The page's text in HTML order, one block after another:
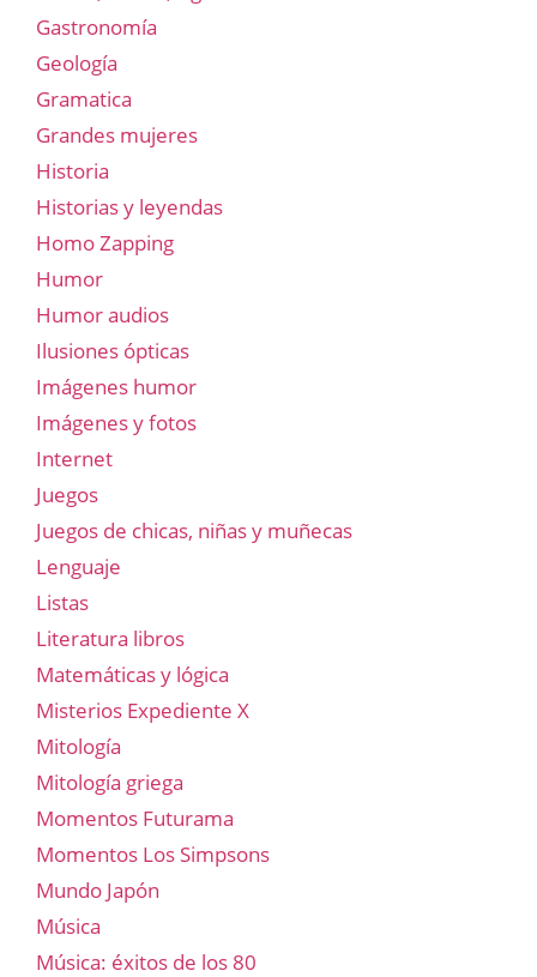
Gastronomía
Geología
Gramatica
Grandes mujeres
Historia
Historias y leyendas
Homo Zapping
Humor
Humor audios
Ilusiones ópticas
Imágenes humor
Imágenes y fotos
Internet
Juegos
Juegos de chicas, niñas y muñecas
Lenguaje
Listas
Literatura libros
Matemáticas y lógica
Misterios Expediente X
Mitología
Mitología griega
Momentos Futurama
Momentos Los Simpsons
Mundo Japón
Música
Música: éxitos de los 80